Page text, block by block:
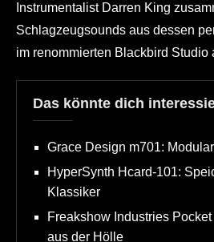
Instrumentalist Darren King
Schlagzeugsounds aus dessen
im renommierten Blackbird Studio
Das könnte dich
Grace Design m701:
HyperSynth Hcard-101:
Klassiker
Freakshow Industries
aus der Hölle